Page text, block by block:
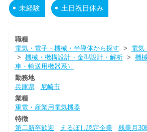
未経験 土日祝日休み
職種
電気・電子・機械・半導体から探す > 電気
> 機械・機構設計・金型設計・解析> 機
車・輸送用機器系）
勤務地
兵庫県
尼崎市
業種
重電・産業用電気機器
特徴
第二新卒歓迎
えるぼし認定企業 残業月30